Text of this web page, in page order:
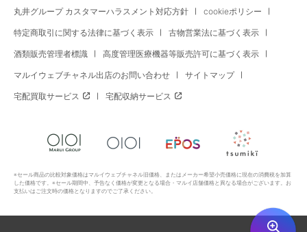
丸井グループ カスタマーハラスメント対応方針 cookieポリシー
特定商取引に関する法律に基づく表示 古物営業法に基づく表示
酒類販売管理者標識 高度管理医療機器等販売許可に基づく表示
マルイウェブチャネル出店のお問い合わせ サイトマップ
宅配買取サービス 宅配収納サービス
※セール商品の比較対象価格はマルイウェブチャネル旧価格、またはメーカー希望小売価格に現在の消費税を加算
した価格です。※セール期間中、予告なく価格が変更となる場合・マルイ店舗価格と異なる場合がございます。お
支払いはご注文時の価格となりますのでご了承ください。